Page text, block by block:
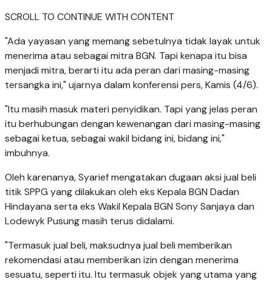
SCROLL TO CONTINUE WITH CONTENT
"Ada yayasan yang memang sebetulnya tidak layak untuk
menerima atau sebagai mitra BGN. Tapi kenapa itu bisa
menjadi mitra, berarti itu ada peran dari masing-masing
tersangka ini," ujarnya dalam konferensi pers, Kamis (4/6).
"Itu masih masuk materi penyidikan. Tapi yang jelas peran
itu berhubungan dengan kewenangan dari masing-masing
sebagai ketua, sebagai wakil bidang ini, bidang ini,"
imbuhnya.
Oleh karenanya, Syarief mengatakan dugaan aksi jual beli
titik SPPG yang dilakukan oleh eks Kepala BGN Dadan
Hindayana serta eks Wakil Kepala BGN Sony Sanjaya dan
Lodewyk Pusung masih terus didalami.
"Termasuk jual beli, maksudnya jual beli memberikan
rekomendasi atau memberikan izin dengan menerima
sesuatu, seperti itu. Itu termasuk objek yang utama yang